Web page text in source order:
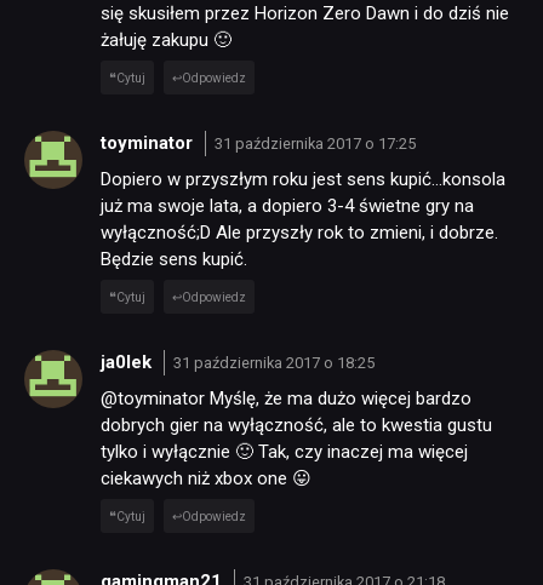
NEWSY
RECENZJE
się skusiłem przez Horizon Zero Dawn i do dziś nie
żałuję zakupu 🙂
Cytuj Odpowiedz
toyminator 31 października 2017 o 17:25
Dopiero w przyszłym roku jest sens kupić…konsola
już ma swoje lata, a dopiero 3-4 świetne gry na
wyłączność;D Ale przyszły rok to zmieni, i dobrze.
Będzie sens kupić.
Cytuj Odpowiedz
ja0lek 31 października 2017 o 18:25
@toyminator Myślę, że ma dużo więcej bardzo
dobrych gier na wyłączność, ale to kwestia gustu
tylko i wyłącznie 🙂 Tak, czy inaczej ma więcej
ciekawych niż xbox one 😛
Cytuj Odpowiedz